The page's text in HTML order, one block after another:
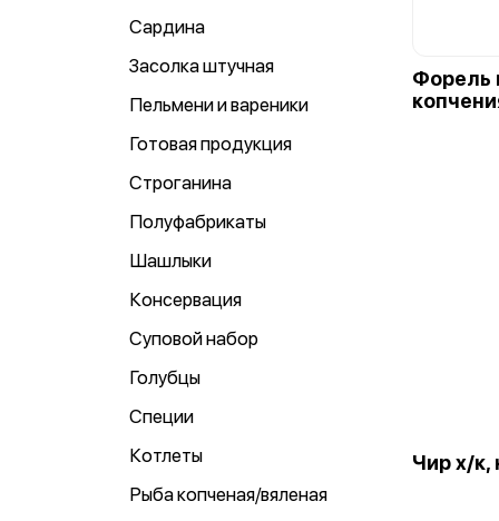
Сардина
Засолка штучная
Пельмени и вареники
Готовая продукция
Строганина
Полуфабрикаты
Шашлыки
Консервация
Суповой набор
Голубцы
Специи
Котлеты
Рыба копченая/вяленая
Форель
Чир х/к,